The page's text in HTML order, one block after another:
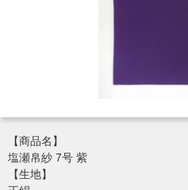
【商品名】
塩瀬帛紗 7号 紫
【生地】